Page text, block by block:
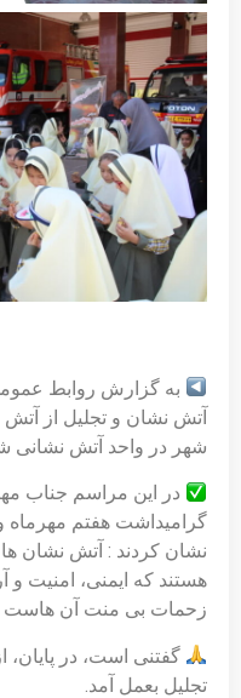
به گزارش روابط عمومی
آتش نشان و تجلیل از آتش
شهر در واحد آتش نشانی
در این مراسم جناب
گرامیداشت هفتم مهرماه و
نشان کردند : آتش نشان ها
هستند که ایمنی، امنیت و
زحمات بی منت آن هاست .
گفتنی است، در پایان، از
تجلیل بعمل آمد.